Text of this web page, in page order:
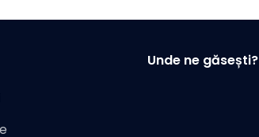
Unde ne găsești?